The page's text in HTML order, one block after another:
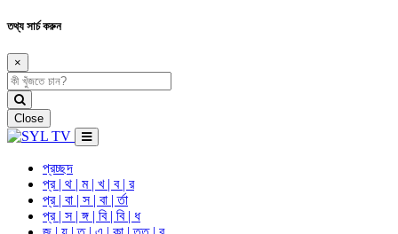
তথ্য সার্চ করুন
×
Close
প্রচ্ছদ
প্র | থ | ম | খ | ব | র
প্র | বা | স | বা | র্তা
প্র | স | ঙ্গ | বি | বি | ধ